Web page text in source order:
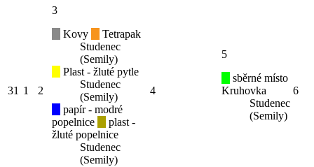
31 1 2
3
Kovy
Tetrapak
Studenec
(Semily)
Plast - žluté pytle
Studenec
(Semily)
papír - modré
popelnice
plast -
žluté popelnice
Studenec
(Semily)
4
5
sběrné místo
Kruhovka
Studenec
(Semily)
6